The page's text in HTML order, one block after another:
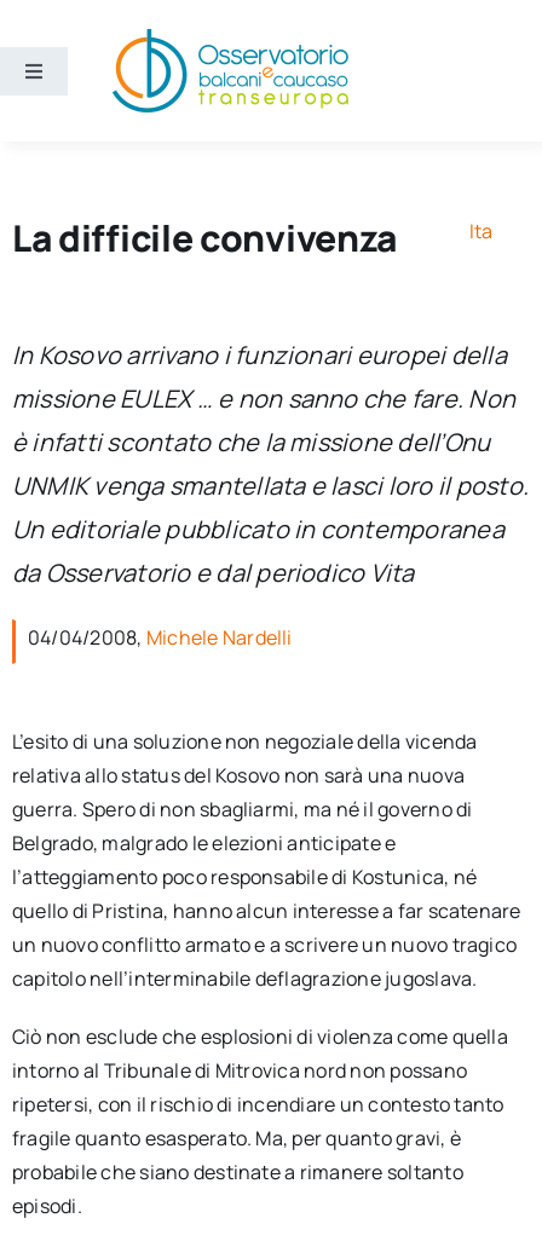
contenuto
Toggle
Sezioni
Chi siamo
Cerca
per:
La difficile convivenza Ita
In Kosovo arrivano i funzionari europei della
missione EULEX … e non sanno che fare. Non
è infatti scontato che la missione dell’Onu
UNMIK venga smantellata e lasci loro il posto.
Un editoriale pubblicato in contemporanea
da Osservatorio e dal periodico Vita
04/04/2008, Michele Nardelli
L’esito di una soluzione non negoziale della vicenda
relativa allo status del Kosovo non sarà una nuova
guerra. Spero di non sbagliarmi, ma né il governo di
Belgrado, malgrado le elezioni anticipate e
l’atteggiamento poco responsabile di Kostunica, né
quello di Pristina, hanno alcun interesse a far scatenare
un nuovo conflitto armato e a scrivere un nuovo tragico
capitolo nell’interminabile deflagrazione jugoslava.
Ciò non esclude che esplosioni di violenza come quella
intorno al Tribunale di Mitrovica nord non possano
ripetersi, con il rischio di incendiare un contesto tanto
fragile quanto esasperato. Ma, per quanto gravi, è
probabile che siano destinate a rimanere soltanto
episodi.